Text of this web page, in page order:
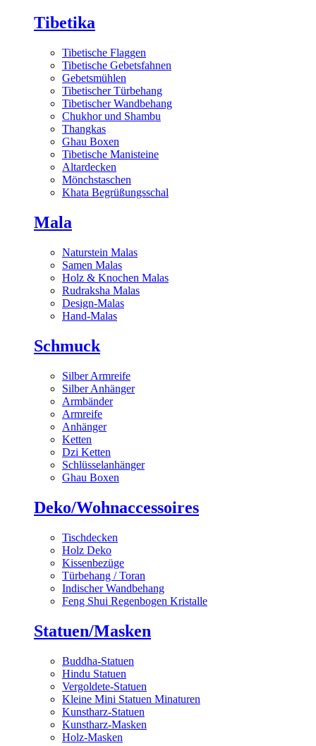
Tibetika
Tibetische Flaggen
Tibetische Gebetsfahnen
Gebetsmühlen
Tibetischer Türbehang
Tibetischer Wandbehang
Chukhor und Shambu
Thangkas
Ghau Boxen
Tibetische Manisteine
Altardecken
Mönchstaschen
Khata Begrüßungsschal
Mala
Naturstein Malas
Samen Malas
Holz & Knochen Malas
Rudraksha Malas
Design-Malas
Hand-Malas
Schmuck
Silber Armreife
Silber Anhänger
Armbänder
Armreife
Anhänger
Ketten
Dzi Ketten
Schlüsselanhänger
Ghau Boxen
Deko/Wohnaccessoires
Tischdecken
Holz Deko
Kissenbezüge
Türbehang / Toran
Indischer Wandbehang
Feng Shui Regenbogen Kristalle
Statuen/Masken
Buddha-Statuen
Hindu Statuen
Vergoldete-Statuen
Kleine Mini Statuen Minaturen
Kunstharz-Statuen
Kunstharz-Masken
Holz-Masken